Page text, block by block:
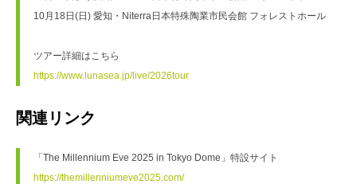
10月18日(日) 愛知・Niterra日本特殊陶業市民会館 フォレストホール
ツアー詳細はこちら
https://www.lunasea.jp/live/2026tour
関連リンク
「The Millennium Eve 2025 in Tokyo Dome」特設サイト
https://themillenniumeve2025.com/